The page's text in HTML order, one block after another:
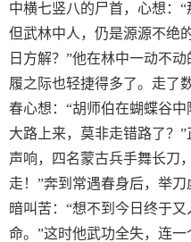
中横七竖八的尸首，心想：“
但武林中人，仍是源源不绝
日方解？”他在林中一动不
履之际也轻捷得多了。走了
春心想：“胡师伯在蝴蝶谷
大路上来，莫非走错路了？
声响，四名蒙古兵手舞长刀
走！”奔到常遇春身后，举
暗叫苦：“想不到今日终于
命。”这时他武功全失，连